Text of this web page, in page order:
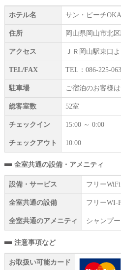
ホテル名 サン・ピーチ
住所 岡山県岡山市北
アクセス ＪＲ岡山駅東口
TEL/FAX TEL：086-225-
駐車場 ご宿泊のお客様
総客室数 52室
チェックイン 15:00 ～ 0:00
チェックアウト 10:00
全室共通の設備・アメニティ
設備・サービス フリー
全室共通の設備 フリー
全室共通のアメニティ シャンプ
注意事項など
お取扱い可能カード